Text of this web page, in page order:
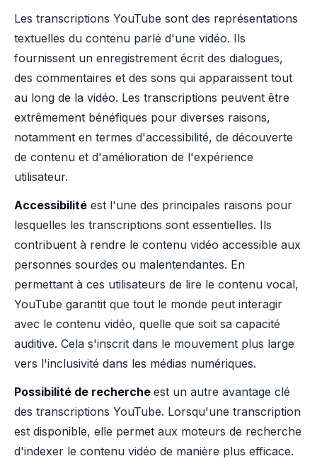
Les transcriptions YouTube sont des représentations
textuelles du contenu parlé d'une vidéo. Ils
fournissent un enregistrement écrit des dialogues,
des commentaires et des sons qui apparaissent tout
au long de la vidéo. Les transcriptions peuvent être
extrêmement bénéfiques pour diverses raisons,
notamment en termes d'accessibilité, de découverte
de contenu et d'amélioration de l'expérience
utilisateur.
Accessibilité est l'une des principales raisons pour
lesquelles les transcriptions sont essentielles. Ils
contribuent à rendre le contenu vidéo accessible aux
personnes sourdes ou malentendantes. En
permettant à ces utilisateurs de lire le contenu vocal,
YouTube garantit que tout le monde peut interagir
avec le contenu vidéo, quelle que soit sa capacité
auditive. Cela s'inscrit dans le mouvement plus large
vers l'inclusivité dans les médias numériques.
Possibilité de recherche est un autre avantage clé
des transcriptions YouTube. Lorsqu'une transcription
est disponible, elle permet aux moteurs de recherche
d'indexer le contenu vidéo de manière plus efficace.